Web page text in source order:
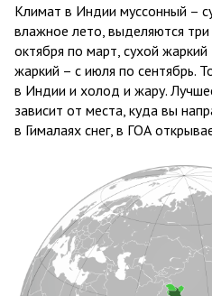
Климат в Индии муссонный –
влажное лето, выделяются
октября по март, сухой
жаркий – с июля по сентябрь.
в Индии и холод и жару.
зависит от места, куда вы
в Гималаях снег, в ГОА